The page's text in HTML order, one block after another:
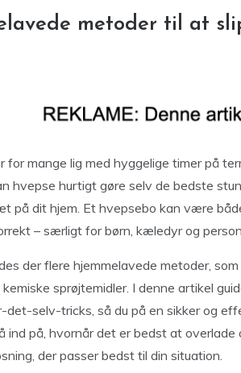
metoder til at
for mange lig med hyggelige timer på
hvepse hurtigt gøre selv de bedste
på dit hjem. Et hvepsebo kan være
– særligt for børn, kæledyr og
der flere hjemmelavede metoder,
sprøjtemidler. I denne artikel
det-selv-tricks, så du på en sikker og
ind på, hvornår det er bedst at
der passer bedst til din situation.